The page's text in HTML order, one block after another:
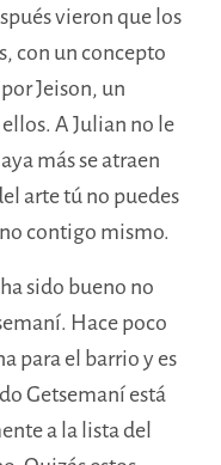
vieron que los
con un concepto
Jeison, un
A Julian no le
más se atraen
arte tú no puedes
contigo mismo.
sido bueno no
Hace poco
para el barrio y es
Getsemaní está
a la lista del